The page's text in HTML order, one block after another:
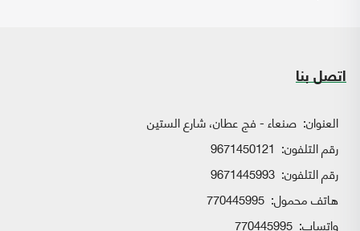
اتصل بنا
العنوان: صنعاء - فج عطان، شارع الستين
رقم التلفون: 9671450121
رقم التلفون: 9671445993
هاتف محمول: 770445995
واتساب: